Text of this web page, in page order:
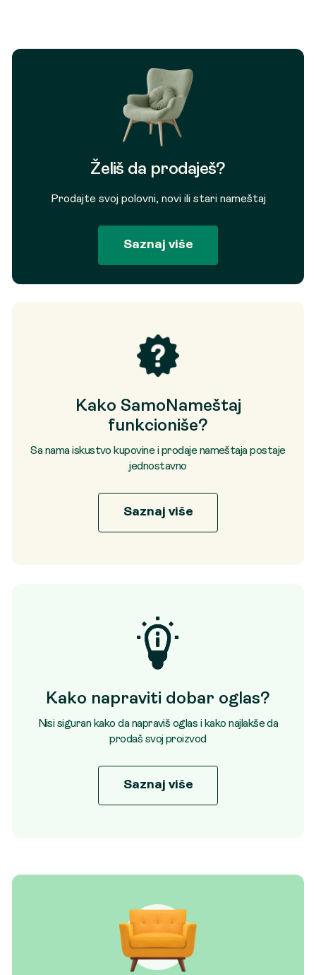
Želiš da prodaješ?
Prodajte svoj polovni, novi ili stari nameštaj
Saznaj više
Kako SamoNameštaj
funkcioniše?
Sa nama iskustvo kupovine i prodaje nameštaja postaje
jednostavno
Saznaj više
Kako napraviti dobar oglas?
Nisi siguran kako da napraviš oglas i kako najlakše da
prodaš svoj proizvod
Saznaj više